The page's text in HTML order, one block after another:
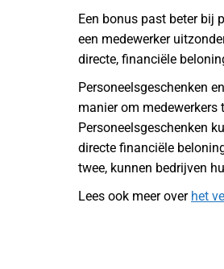
Een bonus past beter bij
een medewerker
directe, financiële
Personeelsgeschenken
manier om
Personeelsgeschenken
directe financiële
twee, kunnen bedrijven
Lees ook meer over het